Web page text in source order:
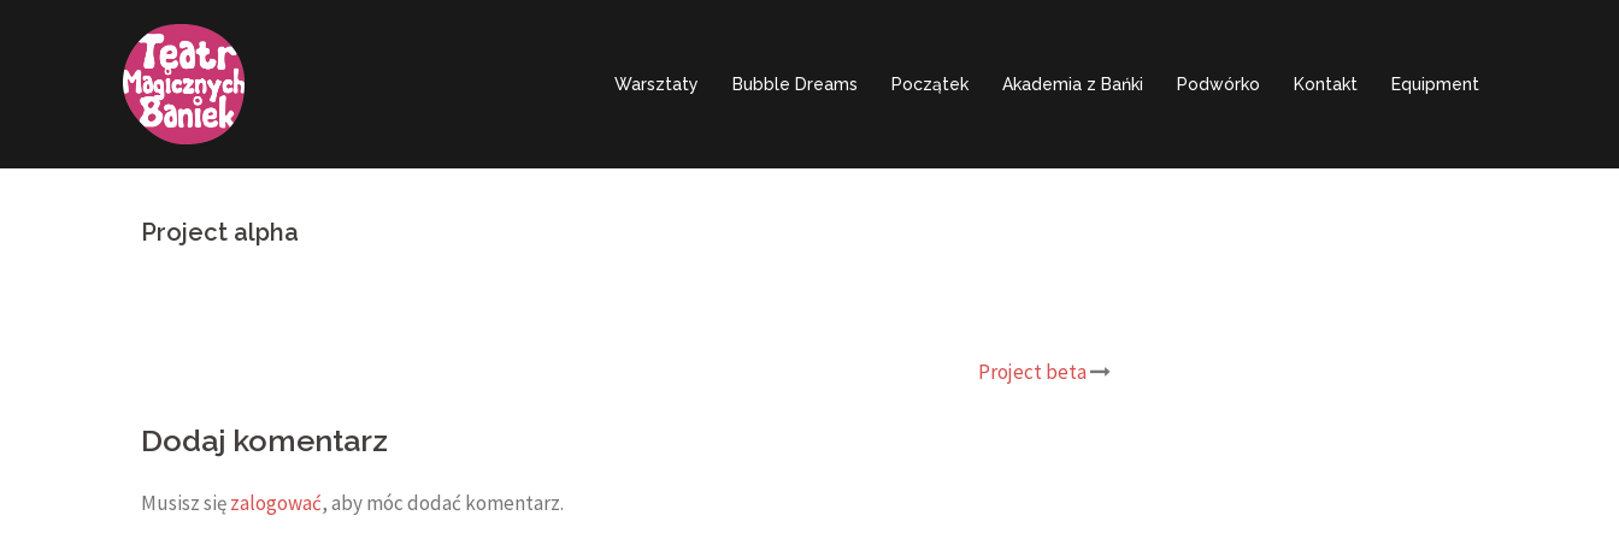
Warsztaty Bubble Dreams Początek Akademia z Bańki Podwórko Kontakt Equipment
Project alpha
wpisy
Project beta
Dodaj komentarz
Musisz sięzalogować, aby móc dodać komentarz.